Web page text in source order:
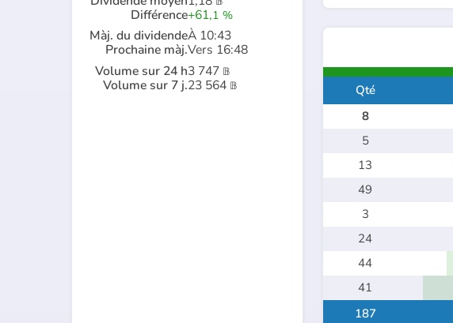
Différence+61,1 %
Màj. du dividendeÀ 10:43
Prochaine màj.Vers 16:48
Volume sur 24 h3 747 𝔹
Volume sur 7 j.23 564 𝔹 Qté
8
5
13
49
3
24
44
41
187